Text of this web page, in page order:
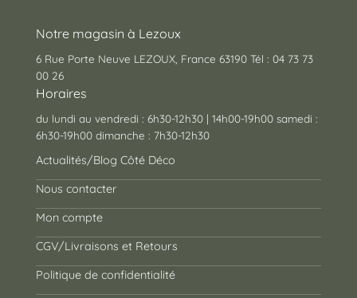
Notre magasin à Lezoux
6 Rue Porte Neuve LEZOUX, France 63190 Tél : 04 73 73
00 26
Horaires
du lundi au vendredi : 6h30-12h30 | 14h00-19h00 samedi :
6h30-19h00 dimanche : 7h30-12h30
Actualités/Blog Côté Déco
Nous contacter
Mon compte
CGV/Livraisons et Retours
Politique de confidentialité